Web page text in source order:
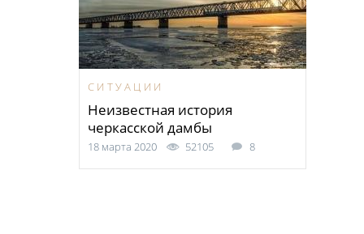
СИТУАЦИИ
Неизвестная история
черкасской дамбы
18 марта 2020 52105 8